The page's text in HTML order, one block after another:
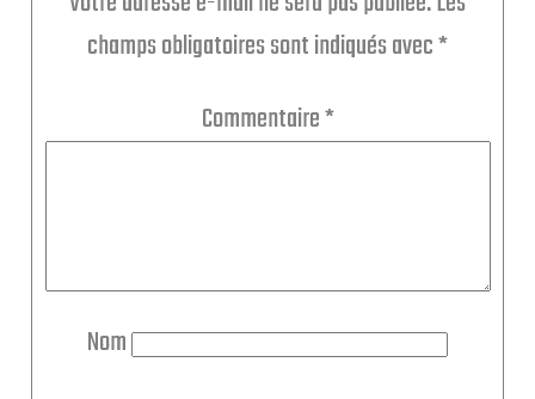
champs obligatoires sont indiqués avec*
Commentaire*
Nom